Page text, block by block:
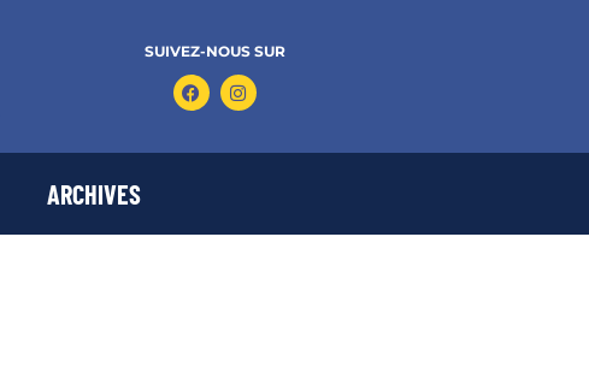
SUIVEZ-NOUS SUR
ARCHIVES